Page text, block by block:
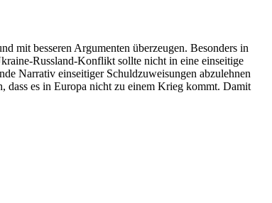
mit besseren Argumenten überzeugen. Besonders in
Russland-Konflikt sollte nicht in eine einseitige
Narrativ einseitiger Schuldzuweisungen abzulehnen
dass es in Europa nicht zu einem Krieg kommt. Damit